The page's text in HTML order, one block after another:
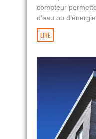
compteur
d’eau ou
LIRE